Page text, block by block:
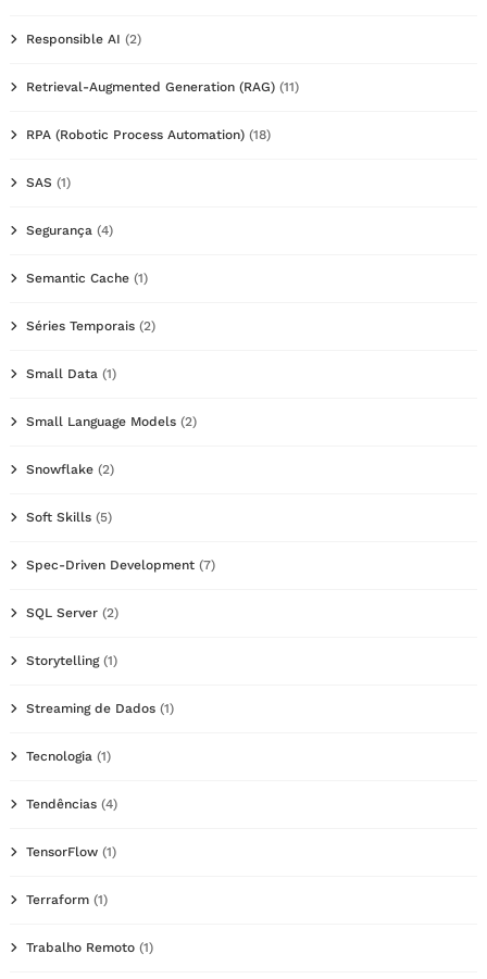
Responsible AI (2)
Retrieval-Augmented Generation (RAG) (11)
RPA (Robotic Process Automation) (18)
SAS (1)
Segurança (4)
Semantic Cache (1)
Séries Temporais (2)
Small Data (1)
Small Language Models (2)
Snowflake (2)
Soft Skills (5)
Spec-Driven Development (7)
SQL Server (2)
Storytelling(1)
Streaming de Dados (1)
Tecnologia (1)
Tendências (4)
TensorFlow (1)
Terraform (1)
Trabalho Remoto (1)